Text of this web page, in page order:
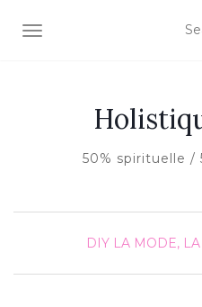
AFFICHER/MASQUER LA
50% spirituelle /
DIY LA MODE,